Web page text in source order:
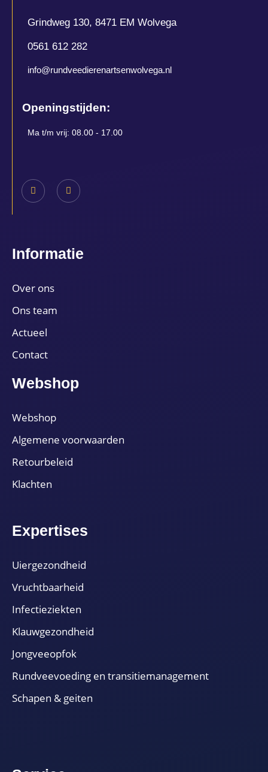
Grindweg 130, 8471 EM Wolvega
0561 612 282
info@rundveedierenartsenwolvega.nl
Openingstijden:
Ma t/m vrij: 08.00 - 17.00
Informatie
Over ons
Ons team
Actueel
Contact
Webshop
Webshop
Algemene voorwaarden
Retourbeleid
Klachten
Expertises
Uiergezondheid
Vruchtbaarheid
Infectieziekten
Klauwgezondheid
Jongveeopfok
Rundveevoeding en transitiemanagement
Schapen & geiten